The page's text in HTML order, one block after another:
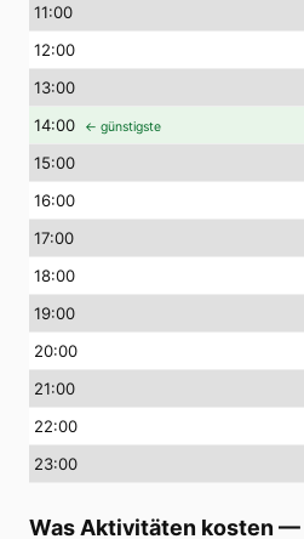
11:00
12:00
13:00
14:00 ← günstigste
15:00
16:00
17:00
18:00
19:00
20:00
21:00
22:00
23:00
Was Aktivitäten kosten —